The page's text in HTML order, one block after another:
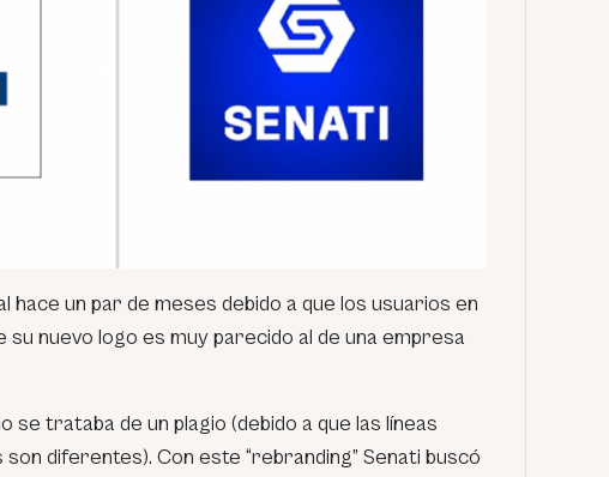
hace un par de meses debido a que los usuarios en
su nuevo logo es muy parecido al de una empresa
se trataba de un plagio (debido a que las líneas
diferentes). Con este “rebranding” Senati buscó